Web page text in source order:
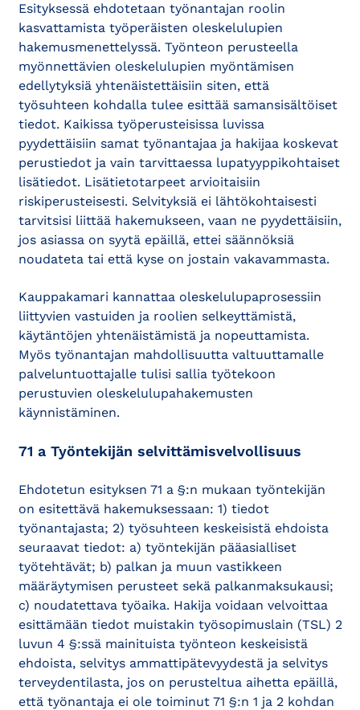
Esityksessä ehdotetaan työnantajan roolin
kasvattamista työperäisten oleskelulupien
hakemusmenettelyssä. Työnteon perusteella
myönnettävien oleskelulupien myöntämisen
edellytyksiä yhtenäistettäisiin siten, että
työsuhteen kohdalla tulee esittää samansisältöiset
tiedot. Kaikissa työperusteisissa luvissa
pyydettäisiin samat työnantajaa ja hakijaa koskevat
perustiedot ja vain tarvittaessa lupatyyppikohtaiset
lisätiedot. Lisätietotarpeet arvioitaisiin
riskiperusteisesti. Selvityksiä ei lähtökohtaisesti
tarvitsisi liittää hakemukseen, vaan ne pyydettäisiin,
jos asiassa on syytä epäillä, ettei säännöksiä
noudateta tai että kyse on jostain vakavammasta.
Kauppakamari kannattaa oleskelulupaprosessiin
liittyvien vastuiden ja roolien selkeyttämistä,
käytäntöjen yhtenäistämistä ja nopeuttamista.
Myös työnantajan mahdollisuutta valtuuttamalle
palveluntuottajalle tulisi sallia työtekoon
perustuvien oleskelulupahakemusten
käynnistäminen.
71 a Työntekijän selvittämisvelvollisuus
Ehdotetun esityksen 71 a §:n mukaan työntekijän
on esitettävä hakemuksessaan: 1) tiedot
työnantajasta; 2) työsuhteen keskeisistä ehdoista
seuraavat tiedot: a) työntekijän pääasialliset
työtehtävät; b) palkan ja muun vastikkeen
määräytymisen perusteet sekä palkanmaksukausi;
c) noudatettava työaika. Hakija voidaan velvoittaa
esittämään tiedot muistakin työsopimuslain (TSL) 2
luvun 4 §:ssä mainituista työnteon keskeisistä
ehdoista, selvitys ammattipätevyydestä ja selvitys
terveydentilasta, jos on perusteltua aihetta epäillä,
että työnantaja ei ole toiminut 71 §:n 1 ja 2 kohdan